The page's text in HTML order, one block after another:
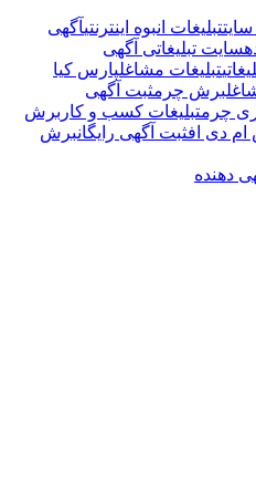
تبلیغات انبوه اینترنتیآگهی
سایت تبلیغاتی آگهی
تبلیغات مشاغلپارس کیا
برش چرمثبت آگهی
چرمتبلیغات کسب و کار برش
دی افثبت آگهی رایگانبرش
دهنده